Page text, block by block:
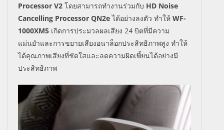
Processor V2 โดยสามารถทำงานร่วมกับ HD Noise
Cancelling Processor QN2e ได้อย่างลงตัว ทำให้ WF-
1000XM5 เกิดการประมวลผลเสียง 24 บิตที่มีความ
แม่นยำและการขยายเสียงอนาล็อกประสิทธิภาพสูง ทำให้
ได้คุณภาพเสียงที่ชัดใสและลดความผิดเพี้ยนได้อย่างมี
ประสิทธิภาพ